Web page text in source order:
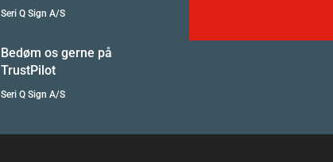
Seri Q Sign A/S
Bedøm os gerne på
TrustPilot
Seri Q Sign A/S